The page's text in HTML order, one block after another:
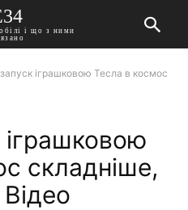
і що з ними
іграшковою Тесла в космос
іграшковою
складніше,